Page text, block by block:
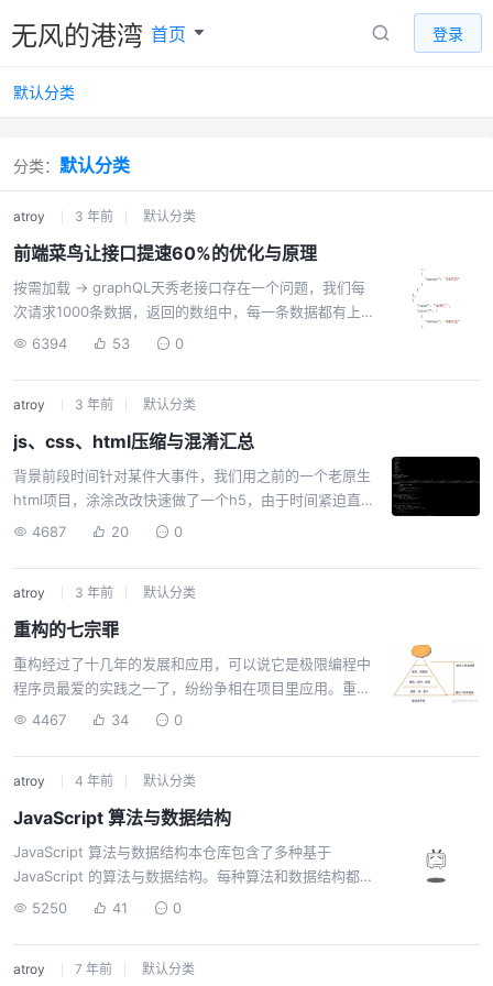
无风的港湾 首页 登录
默认分类
分类： 默认分类
atroy 3 年前 默认分类
前端菜鸟让接口提速60%的优化与原理
按需加载 -> graphQL天秀老接口存在一个问题，我们每
次请求1000条数据，返回的数组中，每一条数据都有上百
个字段，其实我们前端只用到其中的10个字段而已。如何
graphQL。graphQL按需加载数据只需要三步：定义数据
池 root描述数据池中数据结构 schema自定义查询数据
query定义数据池我们针对屌丝追求女神的场景，定义一
个数据池，如下：// 数据池 var root = { girls: [{ id: 1,
name: '女神一', ipho...
6394 53 0
atroy 3 年前 默认分类
js、css、html压缩与混淆汇总
背景前段时间针对某件大事件，我们用之前的一个老原生
html项目，涂涂改改快速做了一个h5，由于时间紧迫直接
上线了结果没想到。。。。第二天就被某大公司抄袭
了。。。连我们变量名都没改。。。后来我们快速对项目
代码进行了压缩和混淆，才避免了后续迭代没有被抄
袭。。。整件事说起来又气又搞笑。。。经过这件事，我
的同时，还能防止页面被抄袭js混淆js混淆，其实就是将你
的js代码弄的晦涩难懂，达到了防抄袭的效果业界比较常
用的是javascript-obfuscator这个库const JO = req...
4687 20 0
atroy 3 年前 默认分类
重构的七宗罪
重构经过了十几年的发展和应用，可以说它是极限编程中
程序员最爱的实践之一了，纷纷争相在项目里应用。重构
工作坊、Codekata重构练习等各种提升能力的方式也屡见
然摆脱不了人们对它的各种抱怨：“搞什么，又重构”，“重
构出defect来了”，“项目紧，最近不要再重构了”，“重构
到什么时候停呀”。小菜也这样被项目中的人抱怨着，觉得
很委屈，找到了大牛小明。小菜：有一大段代码不合我
意，写的很烂。我就想最近刚好新学了点技巧，看了下模
式，赶紧大干一场。没想到做着做着组里都反对。小明：
那你有什么目标？重构想达到什么效果？小菜：目标？啥
4467 34 0
atroy 4 年前 默认分类
JavaScript 算法与数据结构
JavaScript 算法与数据结构本仓库包含了多种基于
JavaScript 的算法与数据结构。每种算法和数据结构都有
自己的 README，包含相关说明和链接，以便进一步阅读
languages:English,繁體中文,한국어,日本
語,Polski,Français,Español,Português,Русский,Türk,It
5250 41 0
atroy 7 年前 默认分类